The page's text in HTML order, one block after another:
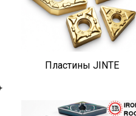
Пластины JINTE